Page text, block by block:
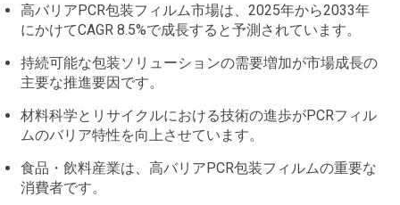
高バリアPCR包装フィルム市場は、2025年から2033年
にかけてCAGR 8.5%で成長すると予測されています。
持続可能な包装ソリューションの需要増加が市場成長の
主要な推進要因です。
材料科学とリサイクルにおける技術の進歩がPCRフィル
ムのバリア特性を向上させています。
食品・飲料産業は、高バリアPCR包装フィルムの重要な
消費者です。